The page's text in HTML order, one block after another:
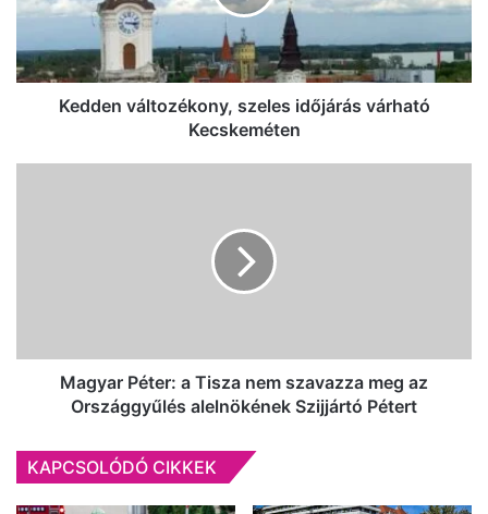
Kecskeméten
Kedden változékony, szeles időjárás várható
Kecskeméten
Országgyűlés
alelnökénekMagyar Péter: a Tisza nem szavazza meg az
Országgyűlés alelnökének Szijjártó Pétert
KAPCSOLÓDÓ CIKKEK